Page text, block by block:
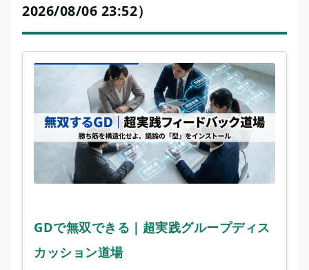
2026/08/06 23:52）
GDで無双できる｜超実践グループディス
カッション道場